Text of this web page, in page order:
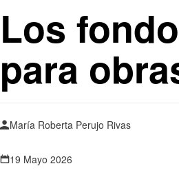
Los
para
María Roberta Perujo Rivas
19 Mayo 2026